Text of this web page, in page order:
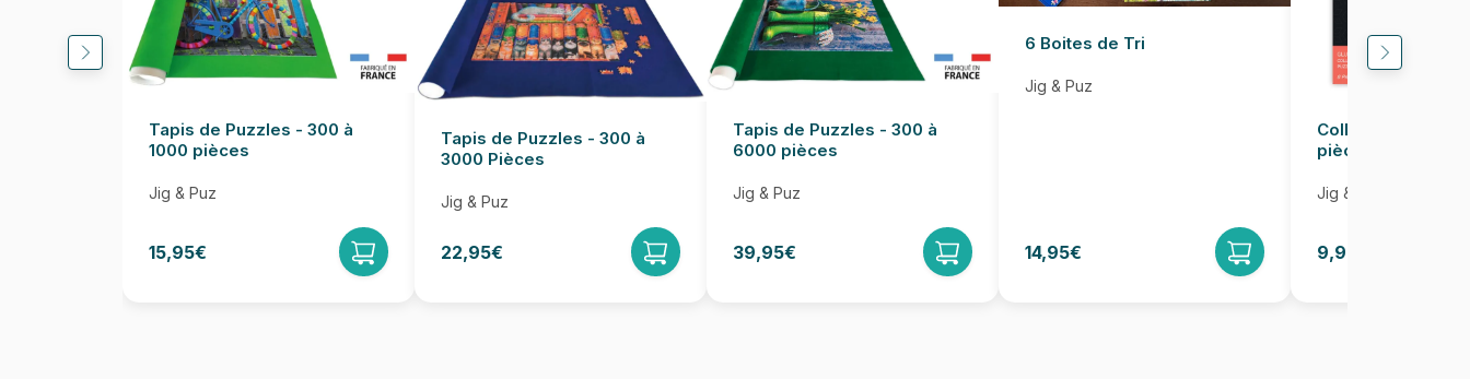
Tapis de Puzzles - 300 à
1000 pièces
Jig & Puz
15,95€
Tapis de Puzzles - 300 à
3000 Pièces
Jig & Puz
22,95€
Tapis de Puzzles - 300 à
6000 pièces
Jig & Puz
39,95€
6 Boites de Tri
Jig & Puz
14,95€
Colle pour Puzzle
pièces
Jig & Puz
9,95€